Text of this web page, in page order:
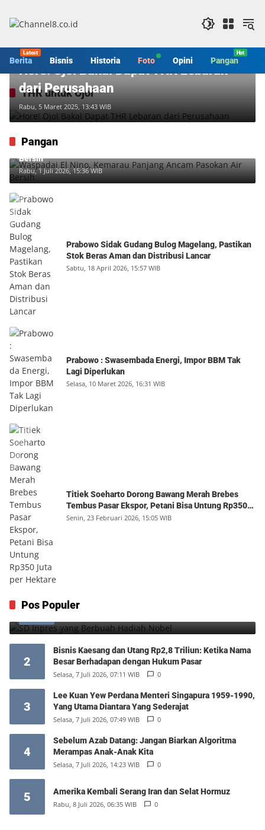
konten
Berita Bisnis Historia Foto Opini Pangan
THR untuk Ojol
Berita
Hore! Ojol Bakal Dapat THR Lebaran
dari Perusahaan
Rabu, 5 Maret 2025, 13:43 WIB
Pangan
Waspadai El Nino, Kemarau Panjang Ancam Pasokan Air
Bersih
Rabu, 1 Juli 2026, 15:36 WIB
Prabowo Sidak Gudang Bulog Magelang, Pastikan
Stok Beras Aman dan Distribusi Lancar
Sabtu, 18 April 2026, 15:57 WIB
Prabowo : Swasembada Energi, Impor BBM Tak
Lagi Diperlukan
Selasa, 10 Maret 2026, 16:31 WIB
Titiek Soeharto Dorong Bawang Merah Brebes
Tembus Pasar Ekspor, Petani Bisa Untung Rp350
Juta per Hektare
Senin, 23 Februari 2026, 15:05 WIB
Pos Populer
1 SD Inpres yang Berbuah Hadiah Nobel
2
Bisnis Kaesang dan Utang Rp2,8 Triliun: Ketika Nama
Besar Berhadapan dengan Hukum Pasar
Selasa, 7 Juli 2026, 07:11 WIB 0
3
Lee Kuan Yew Perdana Menteri Singapura 1959-1990,
Yang Utama Diantara Yang Sederajat
Selasa, 7 Juli 2026, 07:49 WIB 0
4
Sebelum Azab Datang: Jangan Biarkan Algoritma
Merampas Anak-Anak Kita
Selasa, 7 Juli 2026, 14:23 WIB 0
5 Amerika Kembali Serang Iran dan Selat Hormuz
Rabu, 8 Juli 2026, 06:35 WIB 0